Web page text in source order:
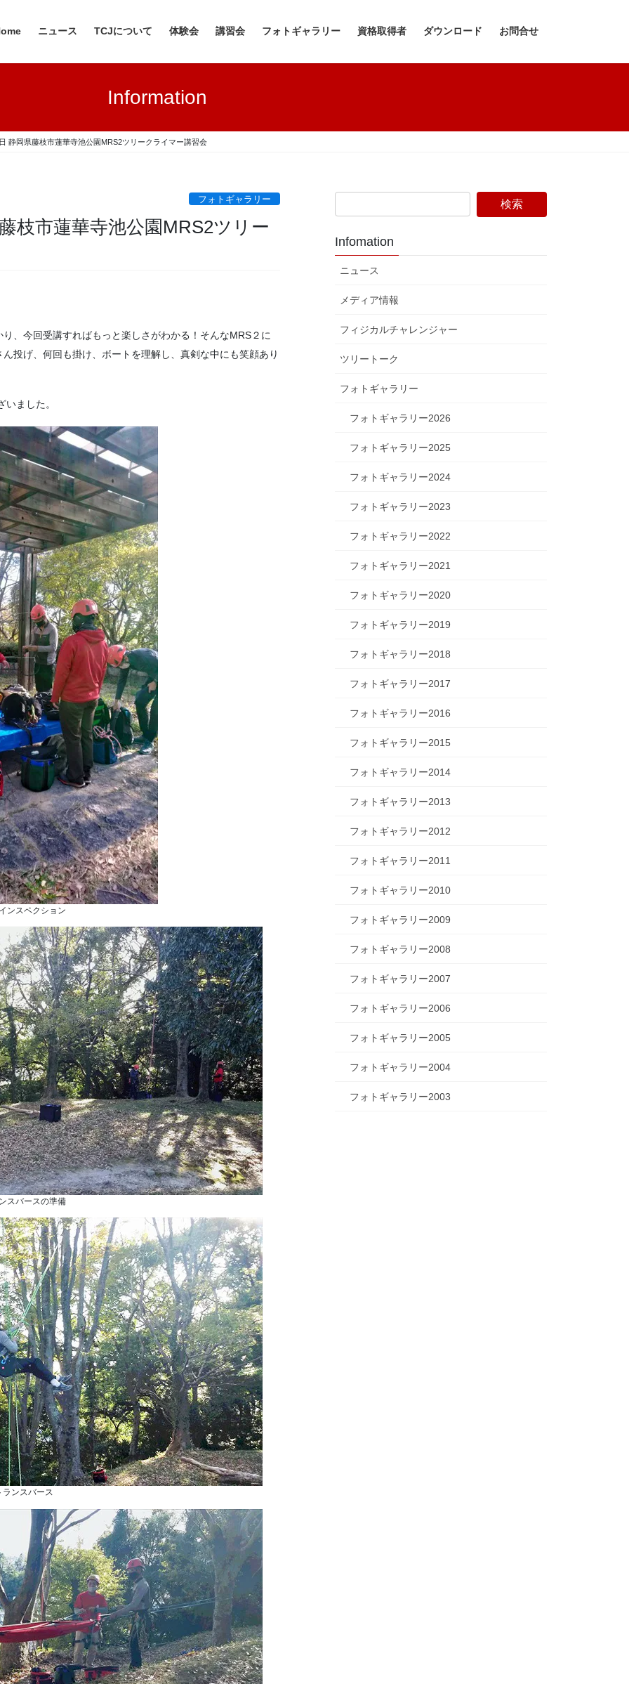
ニュース TCJについて 体験会 講習会 フォトギャラリー 資格取得者 ダウンロード お問合せ
Information
静岡県藤枝市蓮華寺池公園MRS2ツリークライマー講習会
フォトギャラリー
枝市蓮華寺池公園MRS2ツリー
、今回受講すればもっと楽しさがわかる！そんなMRS２に
投げ、何回も掛け、ボートを理解し、真剣な中にも笑顔あり
ました。
ンスペクション
スバースの準備
ランスバース
Infomation
ニュース
メディア情報
フィジカルチャレンジャー
ツリートーク
フォトギャラリー
フォトギャラリー2026
フォトギャラリー2025
フォトギャラリー2024
フォトギャラリー2023
フォトギャラリー2022
フォトギャラリー2021
フォトギャラリー2020
フォトギャラリー2019
フォトギャラリー2018
フォトギャラリー2017
フォトギャラリー2016
フォトギャラリー2015
フォトギャラリー2014
フォトギャラリー2013
フォトギャラリー2012
フォトギャラリー2011
フォトギャラリー2010
フォトギャラリー2009
フォトギャラリー2008
フォトギャラリー2007
フォトギャラリー2006
フォトギャラリー2005
フォトギャラリー2004
フォトギャラリー2003